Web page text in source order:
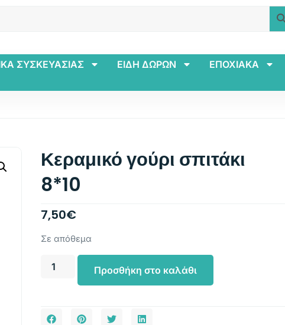
ΣΥΣΚΕΥΑΣΙΑΣ ΕΙΔΗ ΔΩΡΩΝ ΕΠΟΧΙΑΚΑ
Κεραμικό γούρι σπιτάκι
8*10
7,50€
Σε απόθεμα
Προσθήκη στο καλάθι